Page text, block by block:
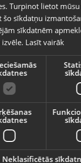
Nokia C20 TA-1352 32GB
tiks
valsti
saturs būs attēlots
/ Latvian
Turpinot lietot
šo sīkdatņu
sīkdatnēm
Lasīt vairāk
Neklasificētās